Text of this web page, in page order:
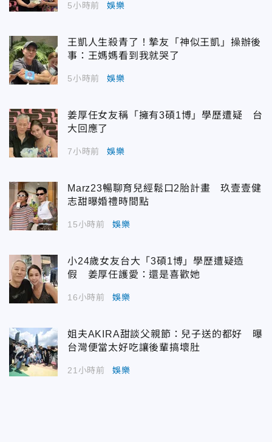
5小時前 娛樂
王凱人生殺青了！摯友「神似王凱」操辦後
事：王媽媽看到我就哭了
5小時前 娛樂
姜厚任女友稱「擁有3碩1博」學歷遭疑 台
大回應了
7小時前 娛樂
Marz23暢聊育兒經鬆口2胎計畫 玖壹壹健
志甜曝婚禮時間點
15小時前 娛樂
小24歲女友台大「3碩1博」學歷遭疑造
假 姜厚任護愛：還是喜歡她
16小時前 娛樂
姐夫AKIRA甜談父親節：兒子送的都好 曝
台灣便當太好吃讓後輩搞壞肚
21小時前 娛樂